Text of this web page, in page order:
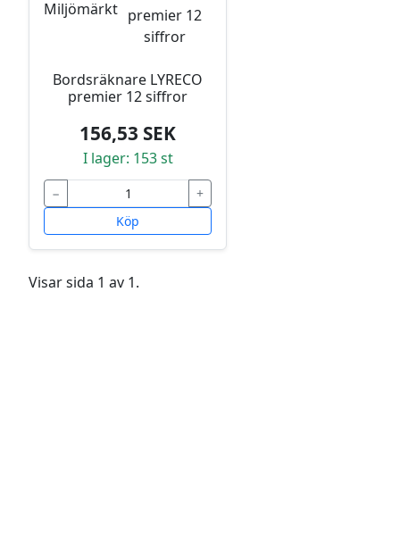
Bordsräknare LYRECO
premier 12 siffror
156,53 SEK
I lager: 153 st
−
+
Köp
Visar sida 1 av 1.